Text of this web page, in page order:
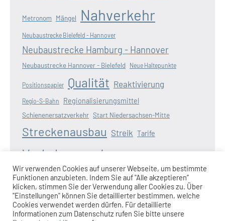
Metronom Mängel Nahverkehr
Neubaustrecke Bielefeld - Hannover
Neubaustrecke Hamburg - Hannover
Neubaustrecke Hannover - Bielefeld Neue Haltepunkte
Positionspapier Qualität Reaktivierung
Regio-S-Bahn Regionalisierungsmittel
Schienenersatzverkehr Start Niedersachsen-Mitte
Streckenausbau Streik Tarife
Verkehrswende
Weserbahn Wunderline Zugangebot Zugausfälle
Wir verwenden Cookies auf unserer Webseite, um bestimmte
Funktionen anzubieten. Indem Sie auf "Alle akzeptieren”
klicken, stimmen Sie der Verwendung aller Cookies zu. Über
"Einstellungen" können Sie detaillierter bestimmen, welche
Cookies verwendet werden dürfen. Für detaillierte
Informationen zum Datenschutz rufen Sie bitte unsere